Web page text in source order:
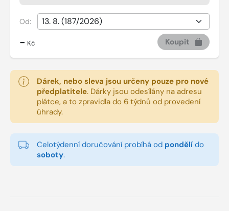
Od:
- Kč Koupit
Dárek, nebo sleva jsou určeny pouze pro nové
předplatitele. Dárky jsou odesílány na adresu
plátce, a to zpravidla do 6 týdnů od provedení
úhrady.
Celotýdenní doručování probíhá od pondělí do
soboty.